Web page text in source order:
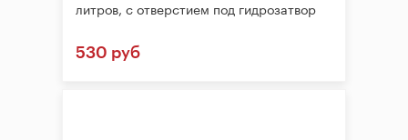
литров, с отверстием под гидрозатвор
530 руб